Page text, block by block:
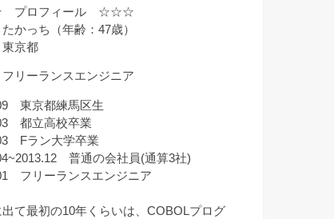
ロフィール ☆☆☆
かっち（年齢：47歳）
東京都
リーランスエンジニア
東京都練馬区生
都立高校卒業
Fラン大学卒業
普通の会社員(通算3社)
フリーランスエンジニア
て最初の10年くらいは、COBOLプログ